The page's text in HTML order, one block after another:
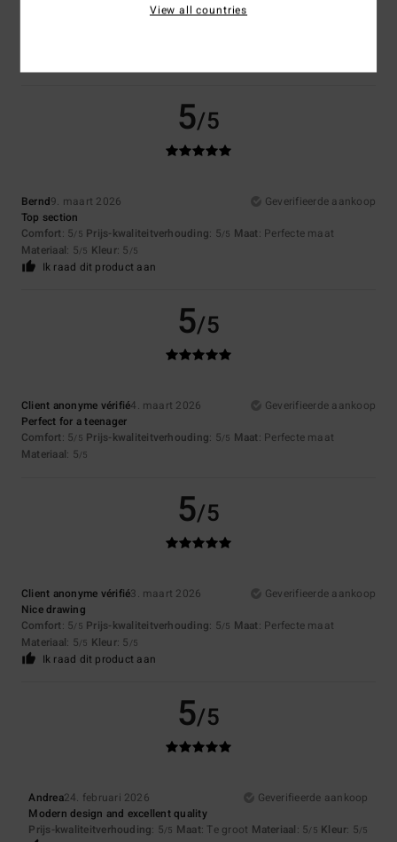
5/5
Bernd9. maart 2026
Geverifieerde aankoop
Top section
Comfort: 5/5 Prijs-kwaliteitverhouding: 5/5 Maat: Perfecte maat
Materiaal: 5/5 Kleur: 5 /5
Ik raad dit product aan
5/5
Client anonyme vérifié4. maart 2026
Geverifieerde aankoop
Perfect for a teenager
Comfort: 5/5 Prijs-kwaliteitverhouding: 5/5 Maat: Perfecte maat
Materiaal: 5/5
5/5
Client anonyme vérifié3. maart 2026
Geverifieerde aankoop
Nice drawing
Comfort: 5/5 Prijs-kwaliteitverhouding: 5/5 Maat: Perfecte maat
Materiaal: 5/5 Kleur: 5 /5
Ik raad dit product aan
5/5
Andrea24. februari 2026
Geverifieerde aankoop
Modern design and excellent quality
Prijs-kwaliteitverhouding: 5/5 Maat: Te groot Materiaal: 5/5 Kleur: 5/5
View all countries